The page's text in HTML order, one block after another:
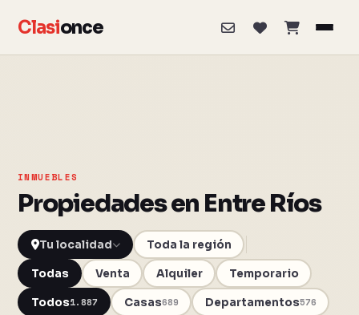
Clasionce
INMUEBLES
Propiedades en Entre Ríos
Toda la región
Todas Venta Alquiler Temporario
Todos1.887 Casas689 Departamentos576